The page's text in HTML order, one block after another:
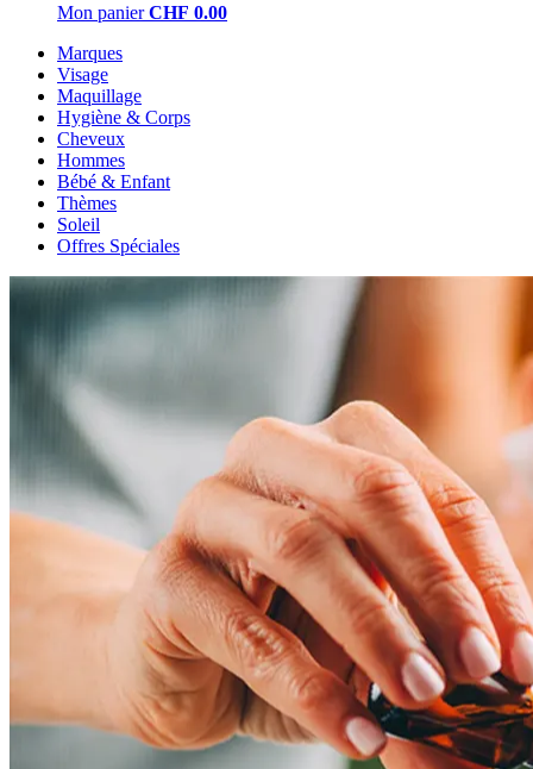
Mon panier CHF 0.00
Marques
Visage
Maquillage
Hygiène & Corps
Cheveux
Hommes
Bébé & Enfant
Thèmes
Soleil
Offres Spéciales